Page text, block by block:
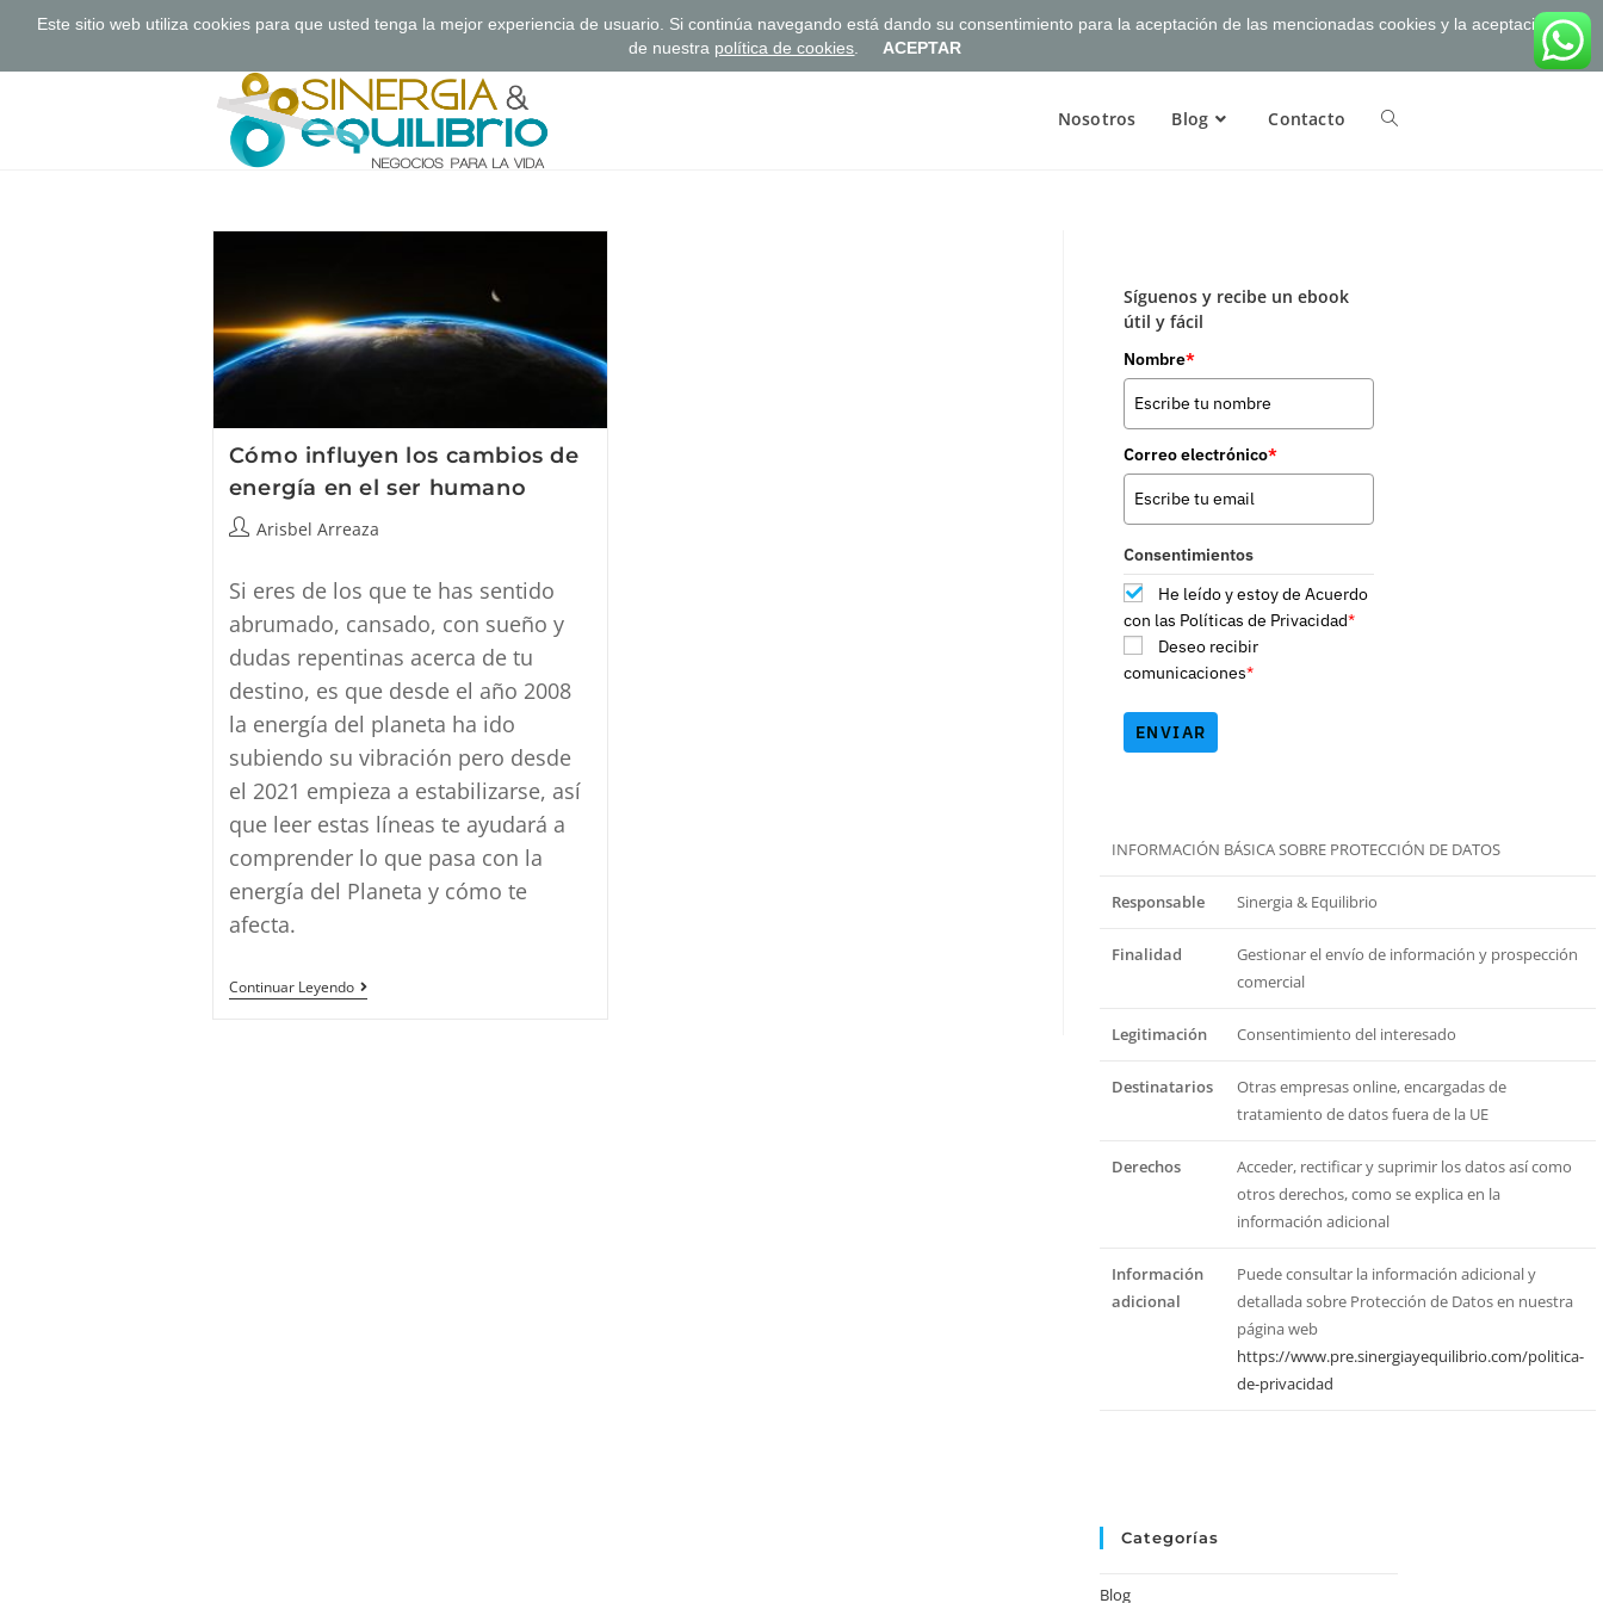
Nosotros Blog Contacto
Cómo influyen los cambios de
energía en el ser humano
Autor
la
entrada:
Arisbel Arreaza
Si eres de los que te has sentido
abrumado, cansado, con sueño y
dudas repentinas acerca de tu
destino, es que desde el año 2008
la energía del planeta ha ido
subiendo su vibración pero desde
el 2021 empieza a estabilizarse, así
que leer estas líneas te ayudará a
comprender lo que pasa con la
energía del Planeta y cómo te
afecta.
Continuar LeyendoCómo
Influyen
Síguenos y recibe un ebook
útil y fácil
Nombre*
Correo electrónico*
Consentimientos
He leído y estoy de Acuerdo
con las Políticas de Privacidad*
Deseo recibir
comunicaciones*
ENVIAR
INFORMACIÓN BÁSICA SOBRE PROTECCIÓN DE DATOS
Responsable Sinergia & Equilibrio
Finalidad
Gestionar el envío de información y prospección
comercial
Legitimación Consentimiento del interesado
Destinatarios
Otras empresas online, encargadas de
tratamiento de datos fuera de la UE
Derechos
Acceder, rectificar y suprimir los datos así como
otros derechos, como se explica en la
información adicional
Información
adicional
Puede consultar la información adicional y
detallada sobre Protección de Datos en nuestra
página web
https://www.pre.sinergiayequilibrio.com/politica-
de-privacidad
Categorías
Blog
Este sitio web utiliza cookies para que usted tenga la mejor experiencia de usuario. Si continúa navegando está dando su consentimiento para la aceptación de las mencionadas cookies y la aceptación
de nuestra política de cookies ACEPTAR